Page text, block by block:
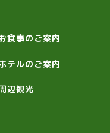
食事のご案内
テルのご案内
辺観光